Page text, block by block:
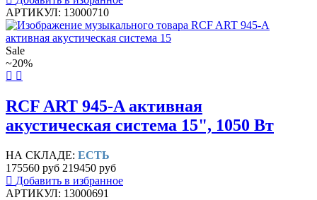
АРТИКУЛ: 13000710
Sale
~20%
RCF ART 945-A активная
акустическая система 15", 1050 Вт
НА СКЛАДЕ: ЕСТЬ
175560 руб 219450 руб
Добавить в избранное
АРТИКУЛ: 13000691